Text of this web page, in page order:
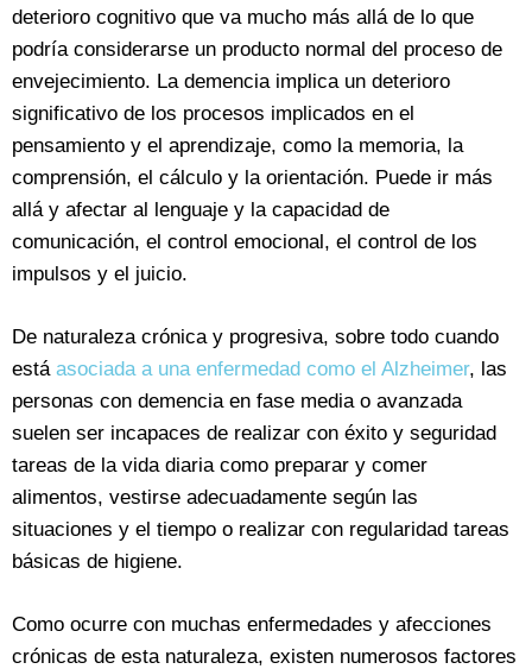
deterioro cognitivo que va mucho más allá de lo que
podría considerarse un producto normal del proceso de
envejecimiento. La demencia implica un deterioro
significativo de los procesos implicados en el
pensamiento y el aprendizaje, como la memoria, la
comprensión, el cálculo y la orientación. Puede ir más
allá y afectar al lenguaje y la capacidad de
comunicación, el control emocional, el control de los
impulsos y el juicio.
De naturaleza crónica y progresiva, sobre todo cuando
está asociada a una enfermedad como el Alzheimer, las
personas con demencia en fase media o avanzada
suelen ser incapaces de realizar con éxito y seguridad
tareas de la vida diaria como preparar y comer
alimentos, vestirse adecuadamente según las
situaciones y el tiempo o realizar con regularidad tareas
básicas de higiene.
Como ocurre con muchas enfermedades y afecciones
crónicas de esta naturaleza, existen numerosos factores